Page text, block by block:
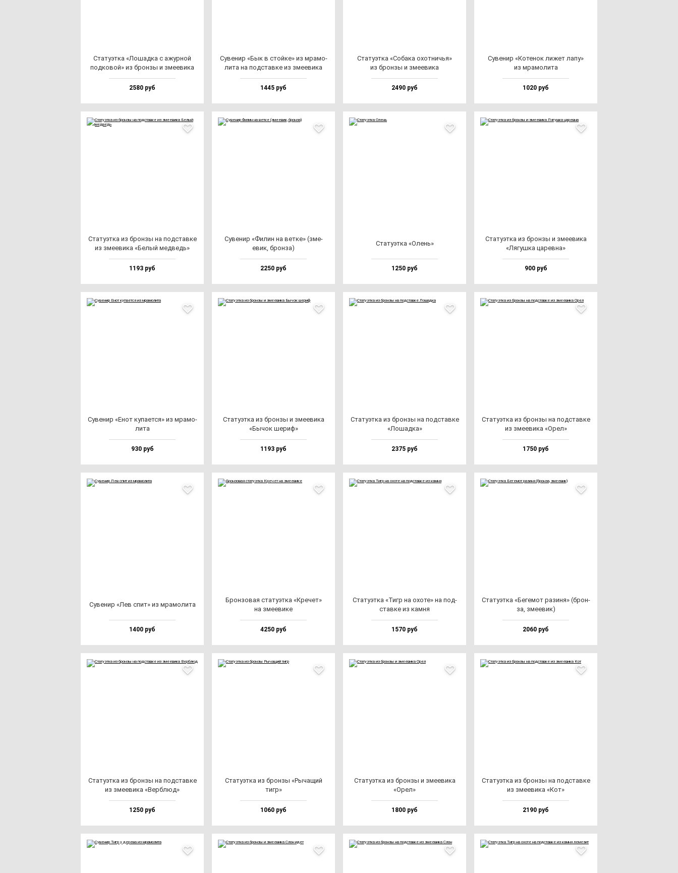
Ста­ту­эт­ка «Лошад­ка с ажур­ной
под­ко­вой» из брон­зы и зме­еви­ка
2580 руб
Суве­нир «Бык в стой­ке» из мра­мо­
ли­та на под­став­ке из зме­еви­ка
1445 руб
Ста­ту­эт­ка «Соба­ка охот­ничья»
из брон­зы и зме­еви­ка
2490 руб
Суве­нир «Коте­нок ли­жет ла­пу»
из мра­мо­ли­та
1020 руб
Ста­ту­эт­ка из брон­зы на под­став­ке
из зме­еви­ка «Белый мед­ведь»
1193 руб
Суве­нир «Филин на вет­ке» (зме­
евик, брон­за)
2250 руб
Ста­ту­эт­ка «Олень»
1250 руб
Ста­ту­эт­ка из брон­зы и зме­еви­ка
«Лягуш­ка ца­рев­на»
900 руб
Суве­нир «Енот ку­па­ет­ся» из мра­мо­
ли­та
930 руб
Ста­ту­эт­ка из брон­зы и зме­еви­ка
«Бычок ше­риф»
1193 руб
Ста­ту­эт­ка из брон­зы на под­став­ке
«Лошад­ка»
2375 руб
Ста­ту­эт­ка из брон­зы на под­став­ке
из зме­еви­ка «Орел»
1750 руб
Суве­нир «Лев спит» из мра­мо­ли­та
1400 руб
Брон­зо­вая ста­ту­эт­ка «Кре­чет»
на зме­еви­ке
4250 руб
Ста­ту­эт­ка «Тигр на охо­те» на под­
став­ке из кам­ня
1570 руб
Ста­ту­эт­ка «Беге­мот ра­зи­ня» (брон­
за, зме­евик)
2060 руб
Ста­ту­эт­ка из брон­зы на под­став­ке
из зме­еви­ка «Вер­блюд»
1250 руб
Ста­ту­эт­ка из брон­зы «Рыча­щий
тигр»
1060 руб
Ста­ту­эт­ка из брон­зы и зме­еви­ка
«Орел»
1800 руб
Ста­ту­эт­ка из брон­зы на под­став­ке
из зме­еви­ка «Кот»
2190 руб